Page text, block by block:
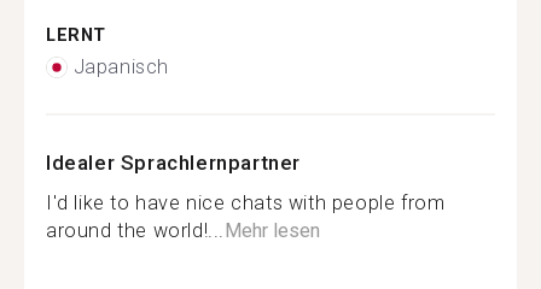
LERNT
Japanisch
Idealer Sprachlernpartner
I'd like to have nice chats with people from
around the world!...Mehr lesen